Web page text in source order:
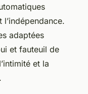
adaptées
et fauteuil de
et la